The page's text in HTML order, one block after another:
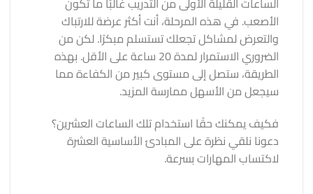
الأصعب. في هذه المرحلة، أنت أكثر عرضة للارتباك
والتعرض لمشاكل تجعلك تستسلم مبكرًا. لكن من
الضروري الاستمرار لمدة 20 ساعة على الأقل. بهذه
الطريقة، ستصل إلى مستوى كبير من الكفاءة مما
سيجعل من الأسهل ممارسة المزيد.
فكيف يمكنك حقًا استخدام تلك الساعات العشرين؟
دعونا نلقي نظرة على المبادئ الأساسية العشرة
لاكتساب المهارات بسرعة.